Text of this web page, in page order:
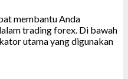
membantu Anda
trading forex. Di bawah
utama yang digunakan